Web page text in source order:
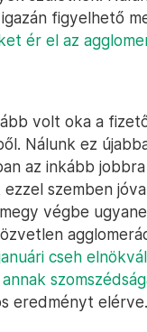
figyelhető
ér el az
volt oka a
Nálunk ez
az inkább
szemben
végbe
cseh
eredményt elérve.